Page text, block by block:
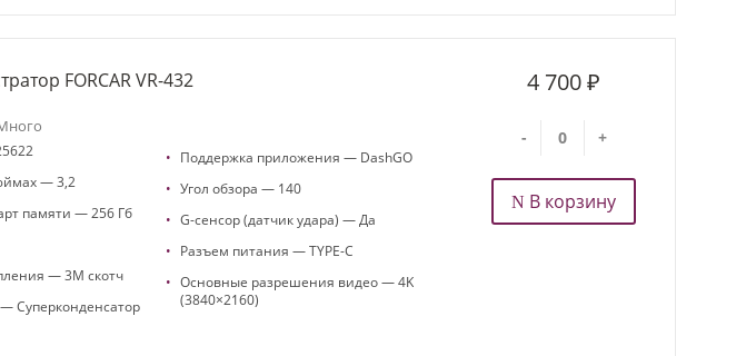
4 700 ₽
- +
В корзину
FORCAR VR-432
— 3,2
памяти — 256 Гб
— 3М скотч
Суперконденсатор
• Поддержка приложения — DashGO
• Угол обзора — 140
• G-сенсор (датчик удара) — Да
• Разъем питания — TYPE-C
• Основные разрешения видео — 4K
(3840×2160)